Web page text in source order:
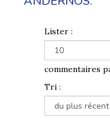
Lister :
commentaires
Tri :